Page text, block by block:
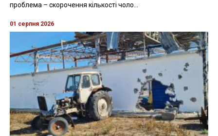
проблема – скорочення кількості чоло...
01 серпня 2026